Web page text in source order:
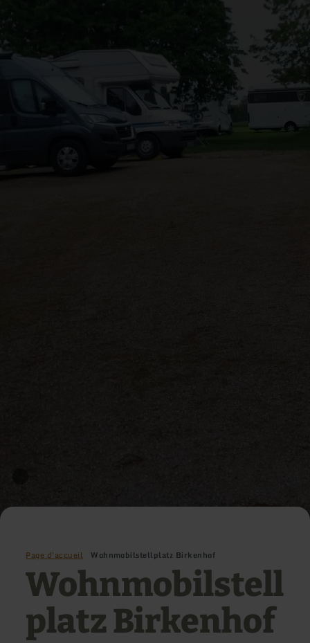
Page d'accueil Wohnmobilstellplatz Birkenhof
Wohnmobilstell
platz Birkenhof